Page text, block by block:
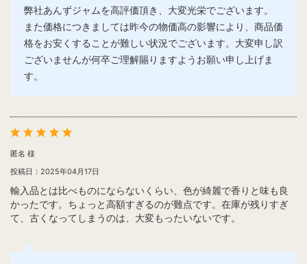
弊社あんずジャムを高評価頂き、大変光栄でございます。
また価格につきましては昨今の物価高の影響により、商品価
格をお安くすることが難しい状況でございます。大変申し訳
ございませんが何卒ご理解賜りますようお願い申し上げま
す。
匿名 様
投稿日：2025年04月17日
輸入品とは比べものにならないくらい、色が綺麗で香りと味も良
かったです。ちょっと高額すぎるのが難点です。在庫が残りすぎ
て、古くなってしまうのは、大変もったいないです。